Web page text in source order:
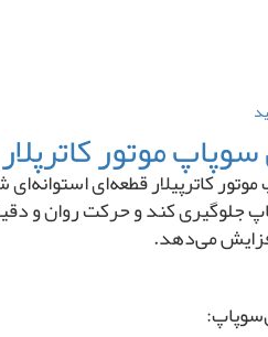
میل
سوپاپ
موتور
تلک
K4100
برند
TELEC
موتور کاترپلار ۳۳۰۶
کاترپیلار قطعه‌ای
کند و حرکت روان و
می‌دهد.